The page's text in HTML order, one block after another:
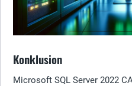
Konklusion
Microsoft SQL Server 2022